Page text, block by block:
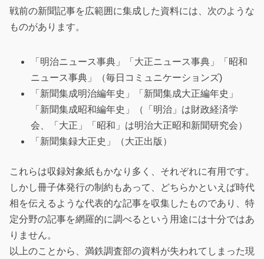
戦前の新聞記事を広範囲に集成した資料には、次のような
ものがあります。
「明治ニュース事典」「大正ニュース事典」「昭和
ニュース事典」（毎日コミュニケーションズ)
「新聞集成明治編年史」「新聞集成大正編年史」
「新聞集成昭和編年史」（「明治」は財政経済学
会、「大正」「昭和」は明治大正昭和新聞研究会）
「新聞集録大正史」（大正出版）
これらは収録対象紙もかなり多く、それぞれに有用です。
しかし冊子体発行の制約もあって、どちらかといえば時代
相を伝えるような代表的な記事を収集したものであり、特
定分野の記事を網羅的に調べるという用途には十分ではあ
りません。
以上のことから、満鉄調査部の資料が失われてしまった現